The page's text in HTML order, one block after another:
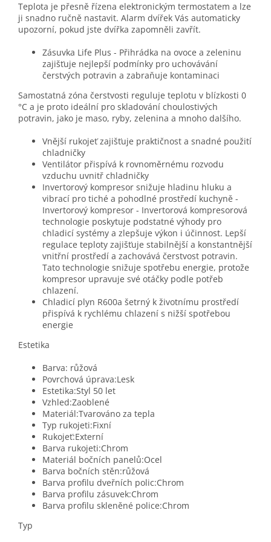
Teplota je přesně řízena elektronickým termostatem a lze
ji snadno ručně nastavit. Alarm dvířek Vás automaticky
upozorní, pokud jste dvířka zapomněli zavřít.
Zásuvka Life Plus - Přihrádka na ovoce a zeleninu
zajišťuje nejlepší podmínky pro uchovávání
čerstvých potravin a zabraňuje kontaminaci
Samostatná zóna čerstvosti reguluje teplotu v blízkosti 0
°C a je proto ideální pro skladování choulostivých
potravin, jako je maso, ryby, zelenina a mnoho dalšího.
Vnější rukojeť zajišťuje praktičnost a snadné použití
chladničky
Ventilátor přispívá k rovnoměrnému rozvodu
vzduchu uvnitř chladničky
Invertorový kompresor snižuje hladinu hluku a
vibrací pro tiché a pohodlné prostředí kuchyně -
Invertorový kompresor - Invertorová kompresorová
technologie poskytuje podstatné výhody pro
chladicí systémy a zlepšuje výkon i účinnost. Lepší
regulace teploty zajišťuje stabilnější a konstantnější
vnitřní prostředí a zachovává čerstvost potravin.
Tato technologie snižuje spotřebu energie, protože
kompresor upravuje své otáčky podle potřeb
chlazení.
Chladicí plyn R600a šetrný k životnímu prostředí
přispívá k rychlému chlazení s nižší spotřebou
energie
Estetika
Barva: růžová
Povrchová úprava:Lesk
Estetika:Styl 50 let
Vzhled:Zaoblené
Materiál:Tvarováno za tepla
Typ rukojeti:Fixní
Rukojeť:Externí
Barva rukojeti:Chrom
Materiál bočních panelů:Ocel
Barva bočních stěn:růžová
Barva profilu dveřních polic:Chrom
Barva profilu zásuvek:Chrom
Barva profilu skleněné police:Chrom
Typ